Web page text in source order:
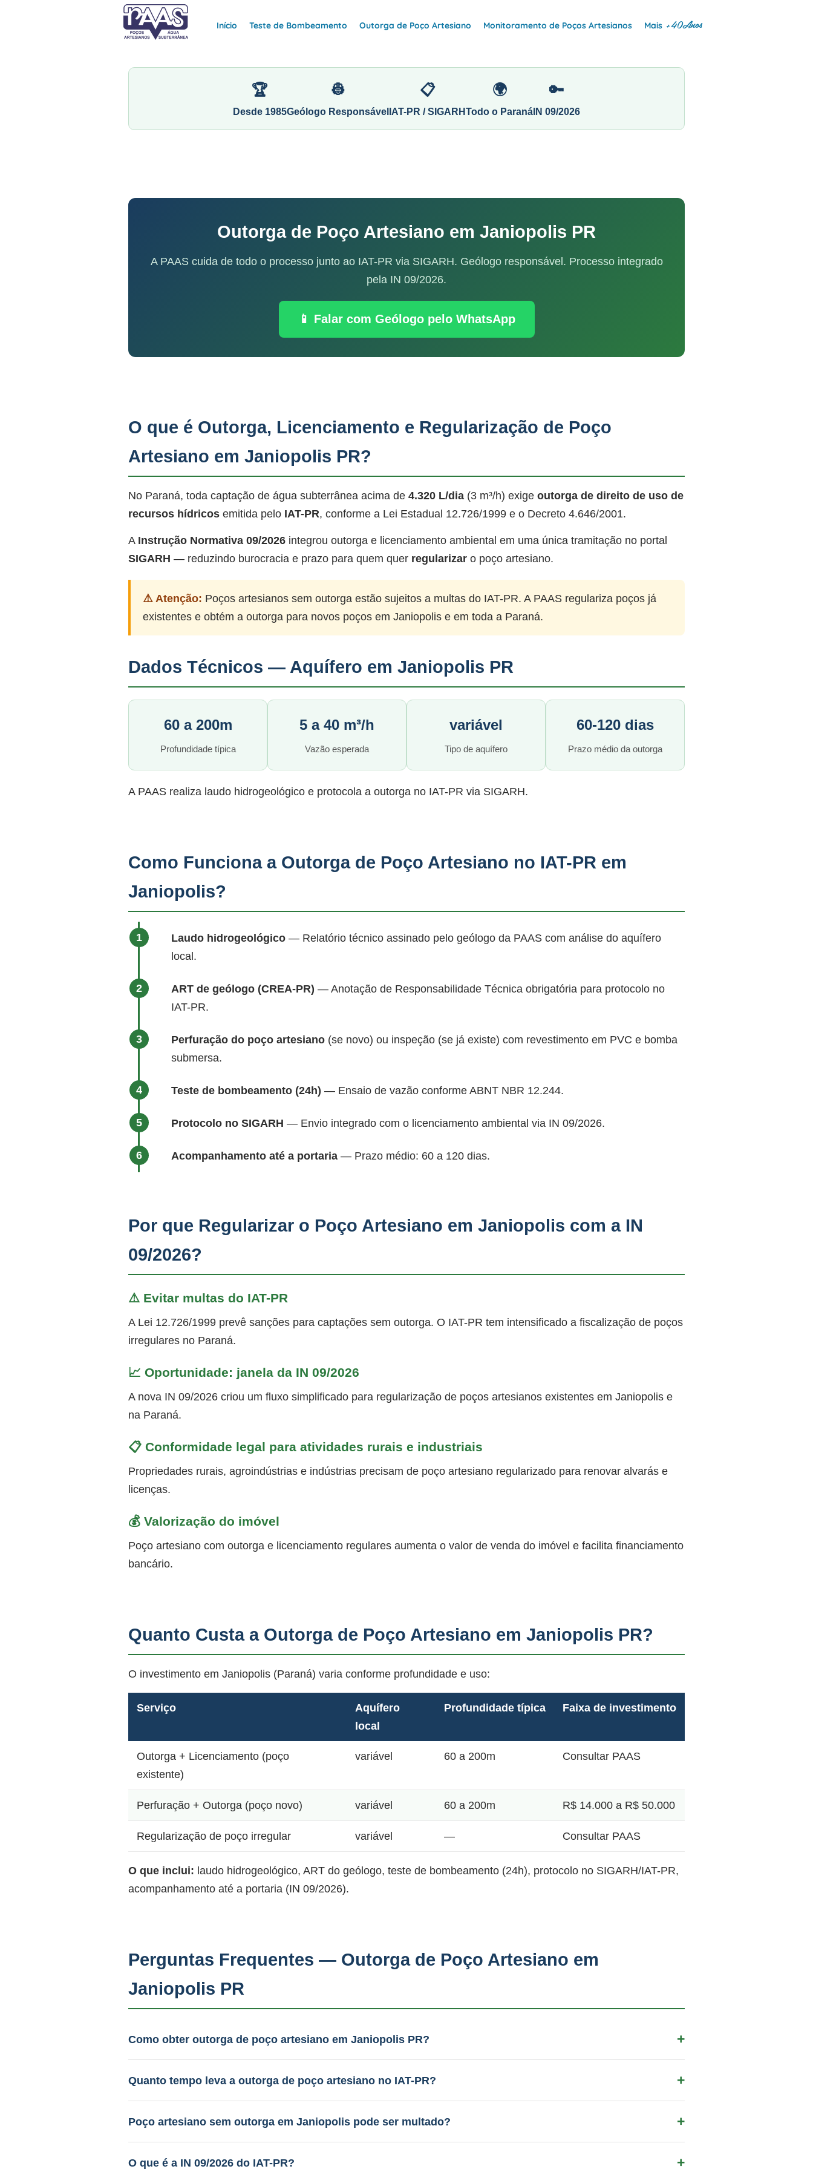
Início Teste de Bombeamento Outorga de Poço Artesiano Monitoramento de Poços Artesianos Mais +40Anos
🏆
Desde 1985
👷
Geólogo Responsável
📋
IAT-PR / SIGARH
🌍
Todo o Paraná
🔑
IN 09/2026
Outorga de Poço Artesiano em Janiopolis PR
A PAAS cuida de todo o processo junto ao IAT-PR via SIGARH. Geólogo responsável. Processo integrado
pela IN 09/2026.
📱 Falar com Geólogo pelo WhatsApp
O que é Outorga, Licenciamento e Regularização de Poço
Artesiano em Janiopolis PR?
No Paraná, toda captação de água subterrânea acima de 4.320 L/dia (3 m³/h) exige outorga de direito de uso de
recursos hídricos emitida pelo IAT-PR, conforme a Lei Estadual 12.726/1999 e o Decreto 4.646/2001.
A Instrução Normativa 09/2026 integrou outorga e licenciamento ambiental em uma única tramitação no portal
SIGARH — reduzindo burocracia e prazo para quem quer regularizar o poço artesiano.
⚠️ Atenção: Poços artesianos sem outorga estão sujeitos a multas do IAT-PR. A PAAS regulariza poços já
existentes e obtém a outorga para novos poços em Janiopolis e em toda a Paraná.
Dados Técnicos — Aquífero em Janiopolis PR
60 a 200m
Profundidade típica
5 a 40 m³/h
Vazão esperada
variável
Tipo de aquífero
60-120 dias
Prazo médio da outorga
A PAAS realiza laudo hidrogeológico e protocola a outorga no IAT-PR via SIGARH.
Como Funciona a Outorga de Poço Artesiano no IAT-PR em
Janiopolis?
Laudo hidrogeológico — Relatório técnico assinado pelo geólogo da PAAS com análise do aquífero
local.
ART de geólogo (CREA-PR) — Anotação de Responsabilidade Técnica obrigatória para protocolo no
IAT-PR.
Perfuração do poço artesiano (se novo) ou inspeção (se já existe) com revestimento em PVC e bomba
submersa.
Teste de bombeamento (24h) — Ensaio de vazão conforme ABNT NBR 12.244.
Protocolo no SIGARH — Envio integrado com o licenciamento ambiental via IN 09/2026.
Acompanhamento até a portaria — Prazo médio: 60 a 120 dias.
Por que Regularizar o Poço Artesiano em Janiopolis com a IN
09/2026?
⚠️ Evitar multas do IAT-PR
A Lei 12.726/1999 prevê sanções para captações sem outorga. O IAT-PR tem intensificado a fiscalização de poços
irregulares no Paraná.
📈 Oportunidade: janela da IN 09/2026
A nova IN 09/2026 criou um fluxo simplificado para regularização de poços artesianos existentes em Janiopolis e
na Paraná.
📋 Conformidade legal para atividades rurais e industriais
Propriedades rurais, agroindústrias e indústrias precisam de poço artesiano regularizado para renovar alvarás e
licenças.
💰 Valorização do imóvel
Poço artesiano com outorga e licenciamento regulares aumenta o valor de venda do imóvel e facilita financiamento
bancário.
Quanto Custa a Outorga de Poço Artesiano em Janiopolis PR?
O investimento em Janiopolis (Paraná) varia conforme profundidade e uso:
Serviço
Aquífero
local
Profundidade típica Faixa de investimento
Outorga + Licenciamento (poço
existente)
variável 60 a 200m Consultar PAAS
Perfuração + Outorga (poço novo) variável 60 a 200m R$ 14.000 a R$ 50.000
Regularização de poço irregular variável — Consultar PAAS
O que inclui: laudo hidrogeológico, ART do geólogo, teste de bombeamento (24h), protocolo no SIGARH/IAT-PR,
acompanhamento até a portaria (IN 09/2026).
Perguntas Frequentes — Outorga de Poço Artesiano em
Janiopolis PR
Como obter outorga de poço artesiano em Janiopolis PR?
A PAAS prepara todo o dosiê técnico (laudo, ART, teste de bombeamento) e protocola no IAT-PR via SIGARH.
Com a IN 09/2026, o licenciamento é integrado. WhatsApp: (51) 99289-2188.
Quanto tempo leva a outorga de poço artesiano no IAT-PR?
De 60 a 120 dias após protocolo completo com a IN 09/2026. A PAAS acompanha até a emissão da portaria.
Poço artesiano sem outorga em Janiopolis pode ser multado?
Sim. O IAT-PR aplica multas e pode embargar o poço. Regularize antes de ser fiscalizado.
O que é a IN 09/2026 do IAT-PR?